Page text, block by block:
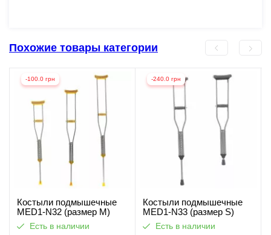
Похожие товары категории
-100.0 грн
Костыли подмышечные
MED1-N32 (размер M)
Есть в наличии
-240.0 грн
Костыли подмышечные
MED1-N33 (размер S)
Есть в наличии